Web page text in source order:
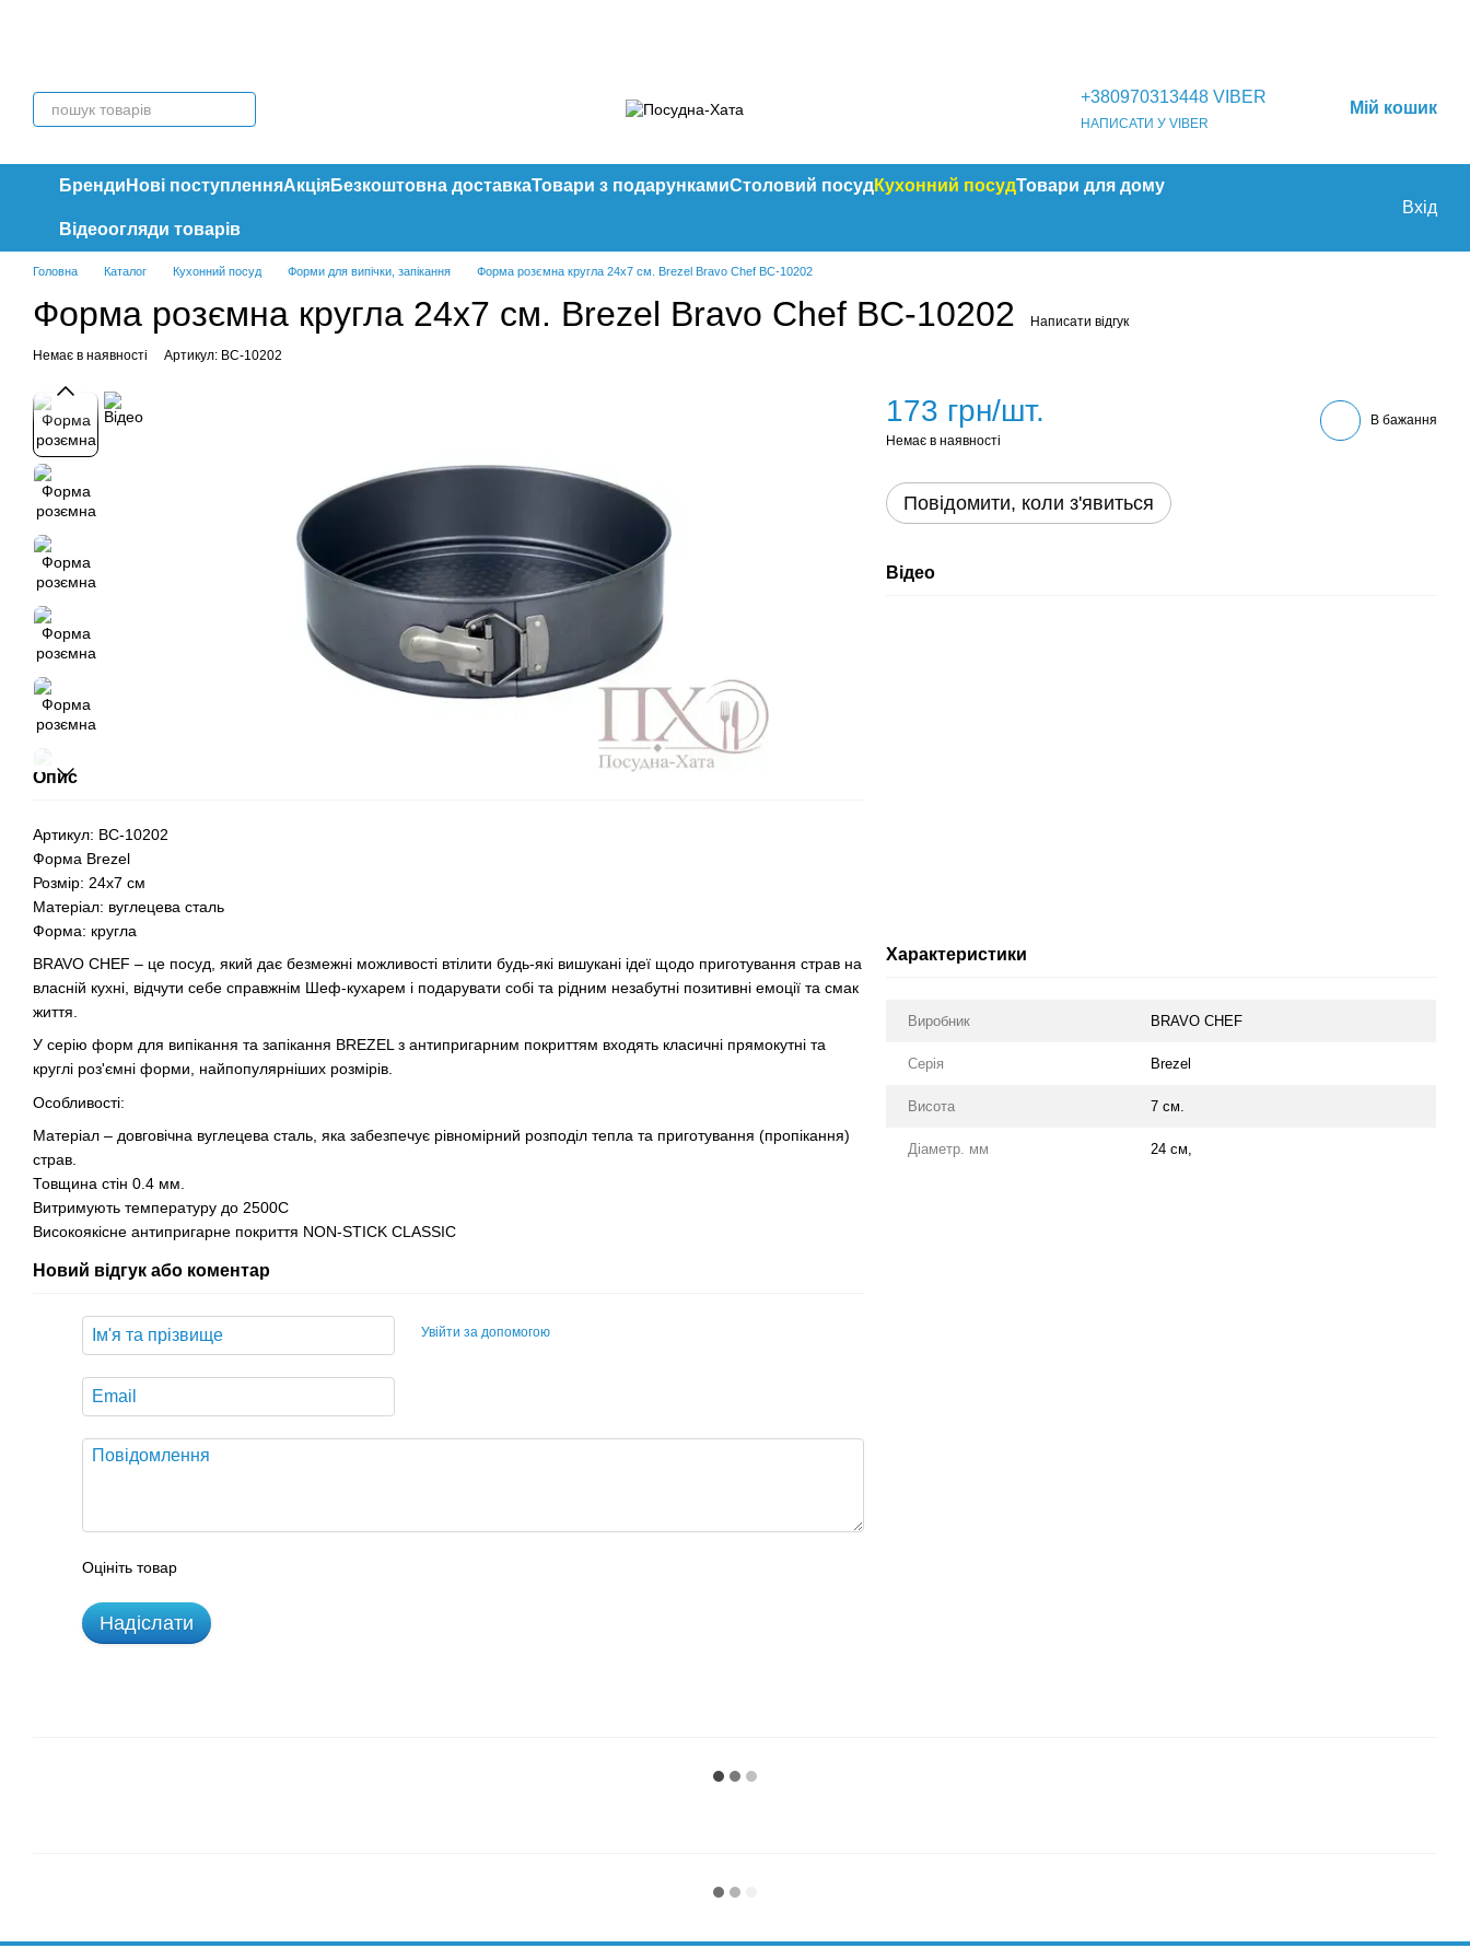
+380970313448 VIBER
НАПИСАТИ У VIBER
Мій кошик
Бренди Нові поступленняАкціяБезкоштовна доставкаТовари з подарункамиСтоловий посудКухонний посудТовари для дому
Відеоогляди товарів
Вхід
Головна Каталог Кухонний посуд Форми для випічки, запікання Форма розємна кругла 24х7 см. Brezel Bravo Chef BC-10202
Форма розємна кругла 24х7 см. Brezel Bravo Chef BC-10202 Написати відгук
Немає в наявності Артикул: BC-10202
Опис
Артикул: BC-10202
Форма Brezel
Розмір: 24x7 см
Матеріал: вуглецева сталь
Форма: кругла
BRAVO CHEF – це посуд, який дає безмежні можливості втілити будь-які вишукані ідеї щодо приготування страв на
власній кухні, відчути себе справжнім Шеф-кухарем і подарувати собі та рідним незабутні позитивні емоції та смак
життя.
У серію форм для випікання та запікання BREZEL з антипригарним покриттям входять класичні прямокутні та
круглі роз'ємні форми, найпопулярніших розмірів.
Особливості:
Матеріал – довговічна вуглецева сталь, яка забезпечує рівномірний розподіл тепла та приготування (пропікання)
страв.
Товщина стін 0.4 мм.
Витримують температуру до 2500С
Високоякісне антипригарне покриття NON-STICK CLASSIC
Новий відгук або коментар
Увійти за допомогою
Оцініть товар
Надіслати
173 грн/шт.
Немає в наявності
В бажання
Повідомити, коли з'явиться
Відео
Характеристики
Виробник BRAVO CHEF
Серія Brezel
Висота 7 см.
Діаметр. мм 24 см,